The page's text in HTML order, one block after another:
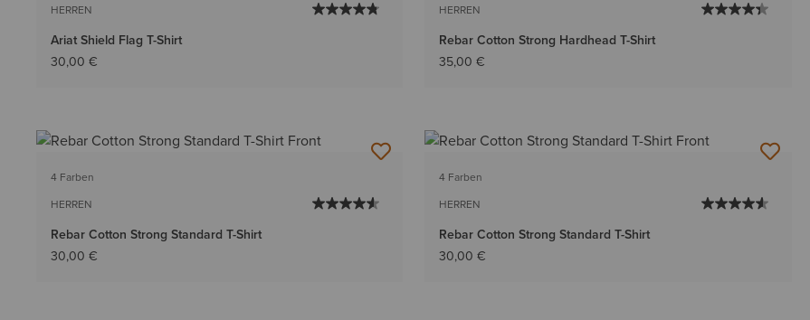
HERREN
Ariat Shield Flag T-Shirt
30,00 €
HERREN
Rebar Cotton Strong Hardhead T-Shirt
35,00 €
4 Farben
HERREN
Rebar Cotton Strong Standard T-Shirt
30,00 €
4 Farben
HERREN
Rebar Cotton Strong Standard T-Shirt
30,00 €